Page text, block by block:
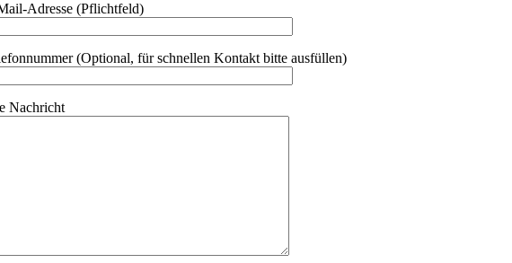
Adresse (Pflichtfeld)
(Optional, für schnellen Kontakt bitte ausfüllen)
Nachricht